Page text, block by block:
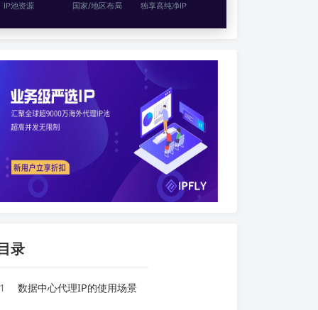
IP池资源 国家/地区布局 独享高纯净IP
录
1 数据中心代理IP的使用场景